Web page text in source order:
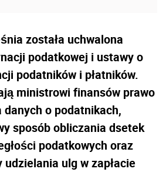
została uchwalona
podatkowej i ustawy o
podatników i płatników.
ministrowi finansów prawo
o podatnikach,
sposób obliczania dsetek
podatkowych oraz
ulg w zapłacie